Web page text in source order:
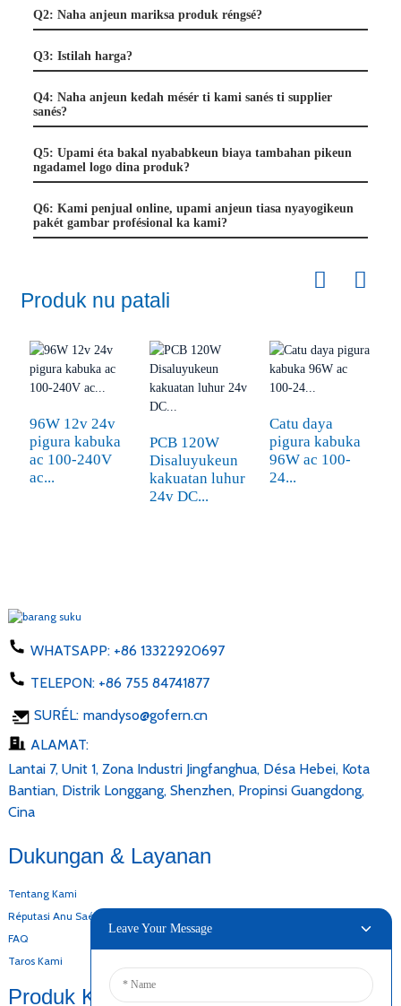
Q2: Naha anjeun mariksa produk réngsé?
Q3: Istilah harga?
Q4: Naha anjeun kedah mésér ti kami sanés ti supplier
sanés?
Q5: Upami éta bakal nyababkeun biaya tambahan pikeun
ngadamel logo dina produk?
Q6: Kami penjual online, upami anjeun tiasa nyayogikeun
pakét gambar profésional ka kami?
Produk nu patali
96W 12v 24v
pigura kabuka
ac 100-240V
ac...
PCB 120W
Disaluyukeun
kakuatan luhur
24v DC...
Catu daya
pigura kabuka
96W ac 100-
24...
WHATSAPP: +86 13322920697
TELEPON: +86 755 84741877
SURÉL: mandyso@gofern.cn
ALAMAT:
Lantai 7, Unit 1, Zona Industri Jingfanghua, Désa Hebei, Kota
Bantian, Distrik Longgang, Shenzhen, Propinsi Guangdong,
Cina
Dukungan & Layanan
Tentang Kami
Réputasi Anu Saé
FAQ
Taros Kami
Produk Kami
Leave Your Message